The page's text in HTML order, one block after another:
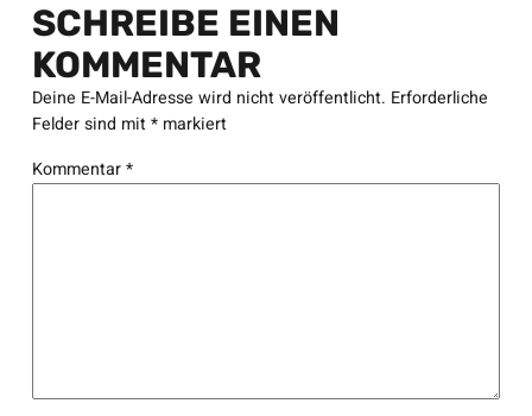
SCHREIBE EINEN
KOMMENTAR
Deine E-Mail-Adresse wird nicht veröffentlicht. Erforderliche
Felder sind mit*markiert
Kommentar*